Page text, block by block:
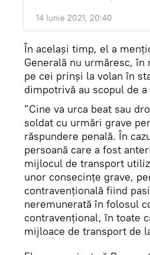
14 Iunie 2021, 20:40
În același timp, el a
Generală nu urmăresc,
pe cei prinși la volan în
dimpotrivă au scopul de
”Cine va urca beat sau
soldat cu urmări grave
răspundere penală. În
persoană care a fost
mijlocul de transport
unor consecințe grave,
contravențională fiind
neremunerată în folosul
contravențional, în toate
mijloace de transport de